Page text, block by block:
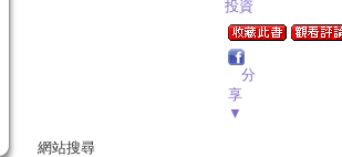
投資
分
享
▼
網站搜尋